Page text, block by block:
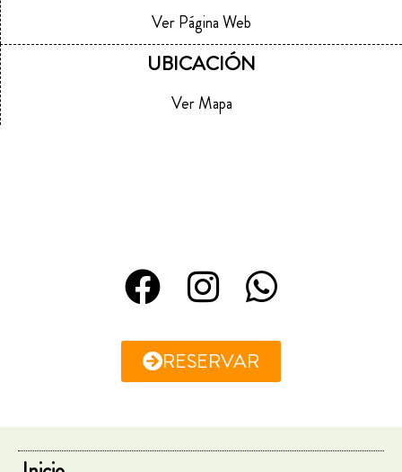
Ver Página Web
UBICACIÓN
Ver Mapa
RESERVAR